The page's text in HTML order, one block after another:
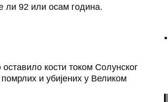
ли 92 или осам година.
оставило кости током Солунског
помрлих и убијених у Великом